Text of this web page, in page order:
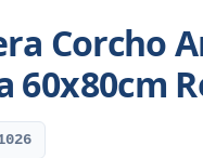
Corcho
60x80cm